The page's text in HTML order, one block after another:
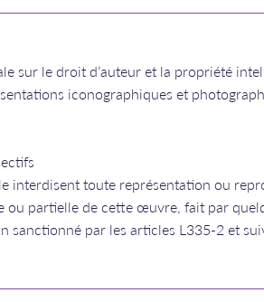
sur le droit d’auteur et la propriété
iconographiques et
interdisent toute représentation ou
partielle de cette œuvre, fait par
sanctionné par les articles L335-2 et